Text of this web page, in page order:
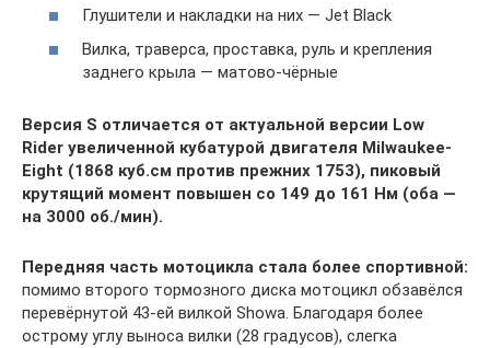
Глушители и накладки на них — Jet Black
Вилка, траверса, проставка, руль и крепления
заднего крыла — матово-чёрные
Версия S отличается от актуальной версии Low
Rider увеличенной кубатурой двигателя Milwaukee-
Eight (1868 куб.см против прежних 1753), пиковый
крутящий момент повышен со 149 до 161 Нм (оба —
на 3000 об./мин).
Передняя часть мотоцикла стала более спортивной:
помимо второго тормозного диска мотоцикл обзавёлся
перевёрнутой 43-ей вилкой Showa. Благодаря более
острому углу выноса вилки (28 градусов), слегка